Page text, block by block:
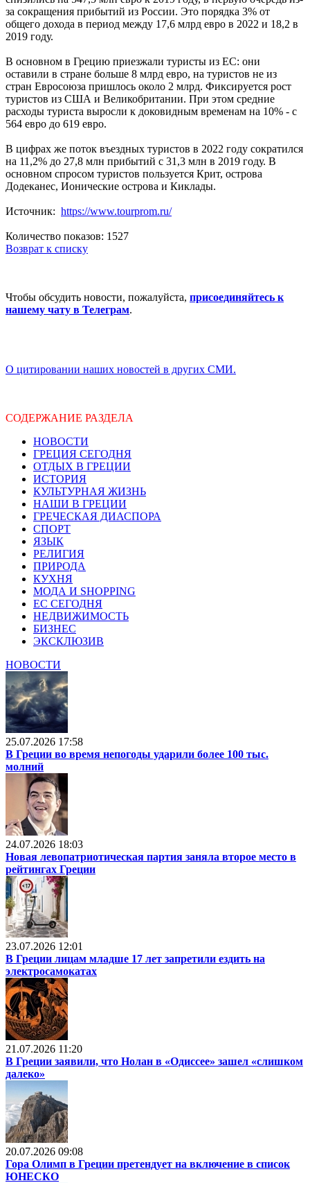
за сокращения прибытий из России. Это порядка 3% от
общего дохода в период между 17,6 млрд евро в 2022 и 18,2 в
2019 году.
В основном в Грецию приезжали туристы из ЕС: они
оставили в стране больше 8 млрд евро, на туристов не из
стран Евросоюза пришлось около 2 млрд. Фиксируется рост
туристов из США и Великобритании. При этом средние
расходы туриста выросли к доковидным временам на 10% - с
564 евро до 619 евро.
В цифрах же поток въездных туристов в 2022 году сократился
на 11,2% до 27,8 млн прибытий с 31,3 млн в 2019 году. В
основном спросом туристов пользуется Крит, острова
Додеканес, Ионические острова и Киклады.
Источник: https://www.tourprom.ru/
Количество показов: 1527
Возврат к списку
Чтобы обсудить новости, пожалуйста, присоединяйтесь к
нашему чату в Телеграм.
О цитировании наших новостей в других СМИ.
СОДЕРЖАНИЕ РАЗДЕЛА
НОВОСТИ
ГРЕЦИЯ СЕГОДНЯ
ОТДЫХ В ГРЕЦИИ
ИСТОРИЯ
КУЛЬТУРНАЯ ЖИЗНЬ
НАШИ В ГРЕЦИИ
ГРЕЧЕСКАЯ ДИАСПОРА
СПОРТ
ЯЗЫК
РЕЛИГИЯ
ПРИРОДА
КУХНЯ
МОДА И SHOPPING
ЕС СЕГОДНЯ
НЕДВИЖИМОСТЬ
БИЗНЕС
ЭКСКЛЮЗИВ
НОВОСТИ
25.07.2026 17:58
В Греции во время непогоды ударили более 100 тыс.
молний
24.07.2026 18:03
Новая левопатриотическая партия заняла второе место в
рейтингах Греции
23.07.2026 12:01
В Греции лицам младше 17 лет запретили ездить на
электросамокатах
21.07.2026 11:20
В Греции заявили, что Нолан в «Одиссее» зашел «слишком
далеко»
20.07.2026 09:08
Гора Олимп в Греции претендует на включение в список
ЮНЕСКО